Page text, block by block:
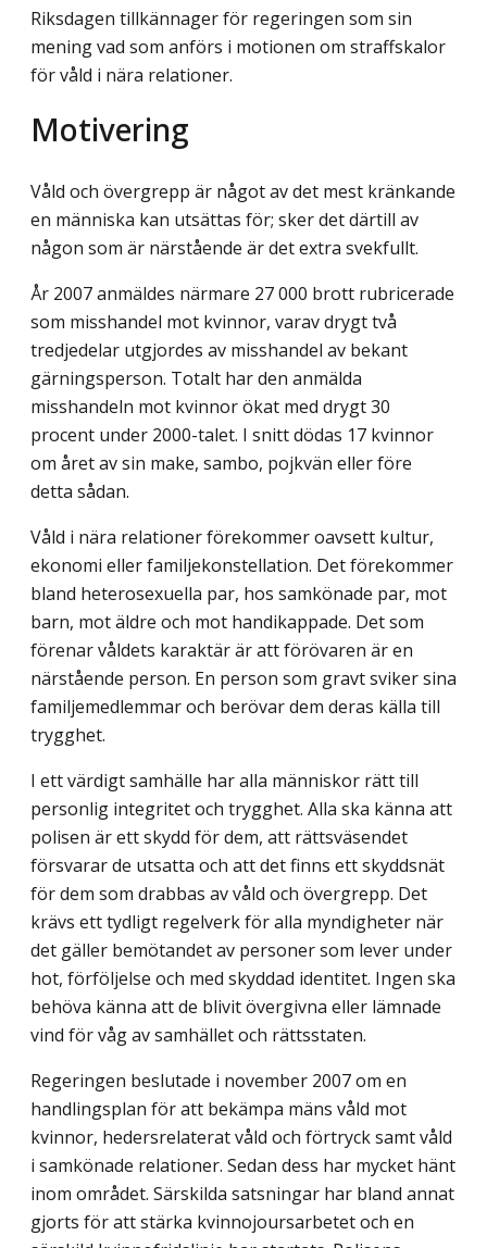
Riksdagen tillkännager för regeringen som sin
mening vad som anförs i motionen om straffskalor
för våld i nära relationer.
Motivering
Våld och övergrepp är något av det mest kränkande
en människa kan utsättas för; sker det därtill av
någon som är närstående är det extra svekfullt.
År 2007 anmäldes närmare 27 000 brott rubricerade
som misshandel mot kvinnor, varav drygt två
tredjedelar utgjordes av misshandel av bekant
gärningsperson. Totalt har den anmälda
misshandeln mot kvinnor ökat med drygt 30
procent under 2000-talet. I snitt dödas 17 kvinnor
om året av sin make, sambo, pojkvän eller före
detta sådan.
Våld i nära relationer förekommer oavsett kultur,
ekonomi eller familjekonstellation. Det förekommer
bland heterosexuella par, hos samkönade par, mot
barn, mot äldre och mot handikappade. Det som
förenar våldets karaktär är att förövaren är en
närstående person. En person som gravt sviker sina
familjemedlemmar och berövar dem deras källa till
trygghet.
I ett värdigt samhälle har alla människor rätt till
personlig integritet och trygghet. Alla ska känna att
polisen är ett skydd för dem, att rättsväsendet
försvarar de utsatta och att det finns ett skyddsnät
för dem som drabbas av våld och övergrepp. Det
krävs ett tydligt regelverk för alla myndigheter när
det gäller bemötandet av personer som lever under
hot, förföljelse och med skyddad identitet. Ingen ska
behöva känna att de blivit övergivna eller lämnade
vind för våg av samhället och rättsstaten.
Regeringen beslutade i november 2007 om en
handlingsplan för att bekämpa mäns våld mot
kvinnor, hedersrelaterat våld och förtryck samt våld
i samkönade relationer. Sedan dess har mycket hänt
inom området. Särskilda satsningar har bland annat
gjorts för att stärka kvinnojoursarbetet och en